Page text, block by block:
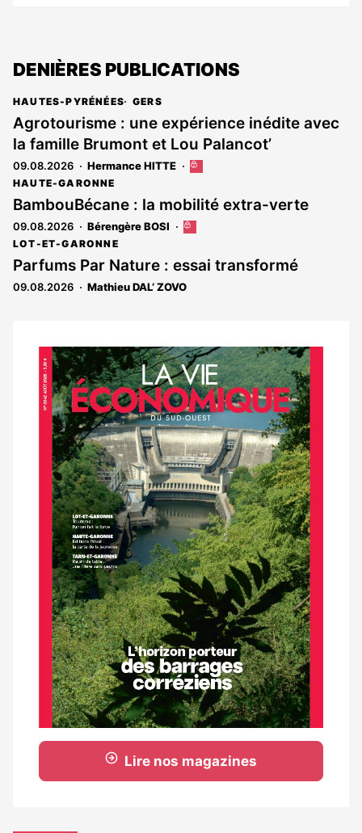
DENIÈRES PUBLICATIONS
HAUTES-PYRÉNÉES GERS
Agrotourisme : une expérience inédite avec
la famille Brumont et Lou Palancot’
09.08.2026 Hermance HITTE
Cet
est
réservé
aux
HAUTE-GARONNE
BambouBécane : la mobilité extra-verte
09.08.2026 Bérengère BOSI
Cet
réservé
aux
LOT-ET-GARONNE
Parfums Par Nature : essai transformé
09.08.2026 Mathieu DAL’ ZOVO
Notre
dernier
magazine
Lire nos magazines